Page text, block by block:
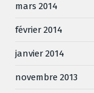
mars 2014
février 2014
janvier 2014
novembre 2013